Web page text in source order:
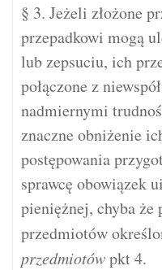
§ 3. Jeżeli złożone
przepadkowi mogą
lub zepsuciu, ich
połączone z
nadmiernymi
znaczne obniżenie
postępowania
sprawcę obowiązek
pieniężnej, chyba że
przedmiotów
przedmiotówpkt 4.